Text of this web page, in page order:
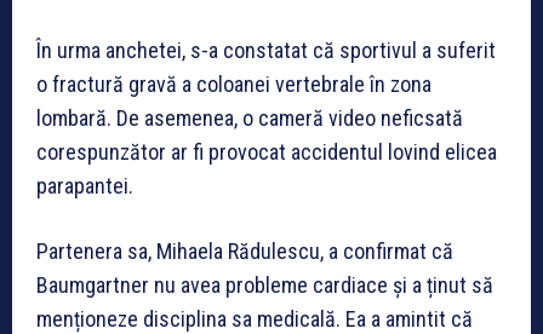
În urma anchetei, s-a constatat că sportivul a suferit
o fractură gravă a coloanei vertebrale în zona
lombară. De asemenea, o cameră video neficsată
corespunzător ar fi provocat accidentul lovind elicea
parapantei.
Partenera sa, Mihaela Rădulescu, a confirmat că
Baumgartner nu avea probleme cardiace și a ținut să
menționeze disciplina sa medicală. Ea a amintit că